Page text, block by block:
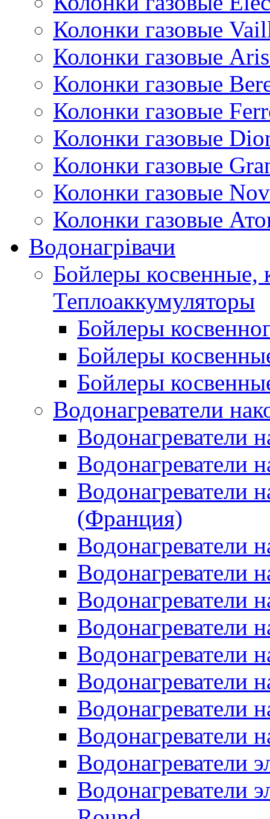
Колонки газовые
Колонки газовые
Колонки газовые
Колонки газовые
Колонки газовые
Колонки газовые
Колонки газовые
Колонки газовые
Водонагрівачи
Бойлеры косвенные,
Теплоаккумуляторы
Бойлеры
Бойлеры
Бойлеры
Водонагреватели
Водонагреватели
Водонагреватели
Водонагреватели
(Франция)
Водонагреватели
Водонагреватели
Водонагреватели
Водонагреватели
Водонагреватели
Водонагреватели
Водонагреватели
Водонагреватели
Водонагреватели
Водонагреватели